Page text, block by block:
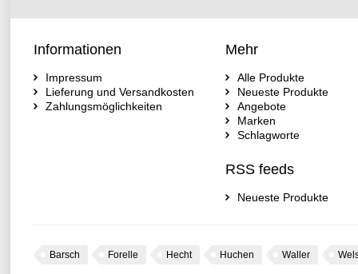
Informationen
Impressum
Lieferung und Versandkosten
Zahlungsmöglichkeiten
Mehr
Alle Produkte
Neueste Produkte
Angebote
Marken
Schlagworte
RSS feeds
Neueste Produkte
Barsch Forelle Hecht Huchen Waller